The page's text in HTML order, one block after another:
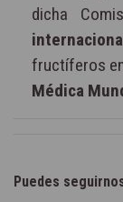
dicha
fructíferos
Médica
Puedes